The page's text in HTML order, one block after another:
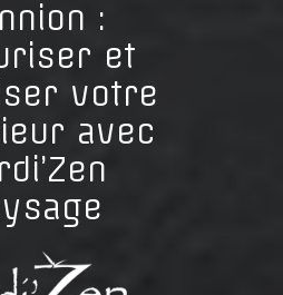
:
et
votre
avec